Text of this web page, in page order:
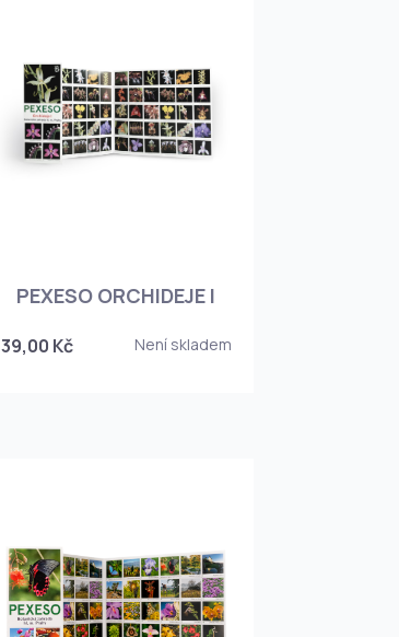
PEXESO ORCHIDEJE I
39,00 Kč Není skladem